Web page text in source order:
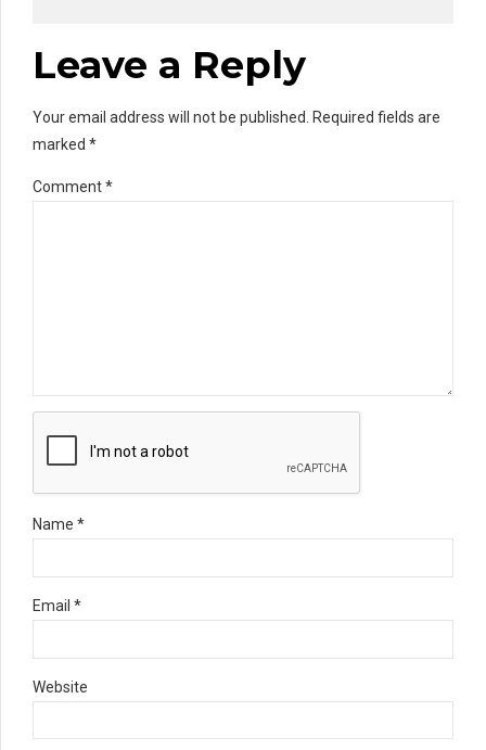
Leave a Reply
Your email address will not be published. Required fields are
marked *
Comment*
Name *
Email *
Website